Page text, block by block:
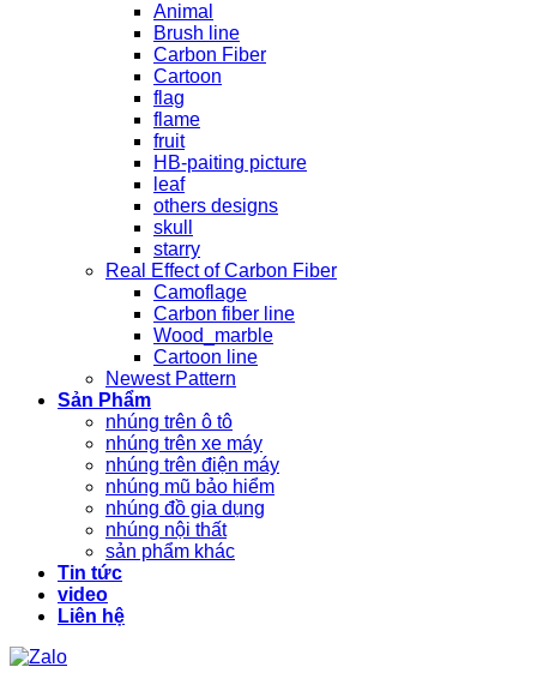
Animal
Brush line
Carbon Fiber
Cartoon
flag
flame
fruit
HB-paiting picture
leaf
others designs
skull
starry
Real Effect of Carbon Fiber
Camoflage
Carbon fiber line
Wood_marble
Cartoon line
Newest Pattern
Sản Phẩm
nhúng trên ô tô
nhúng trên xe máy
nhúng trên điện máy
nhúng mũ bảo hiểm
nhúng đồ gia dụng
nhúng nội thất
sản phẩm khác
Tin tức
video
Liên hệ